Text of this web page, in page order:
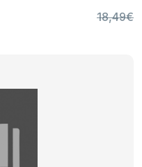
18,49€